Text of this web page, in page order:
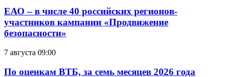
ЕАО – в числе 40 российских регионов-
участников кампании «Продвижение
безопасности»
7 августа 09:00
По оценкам ВТБ, за семь месяцев 2026 года